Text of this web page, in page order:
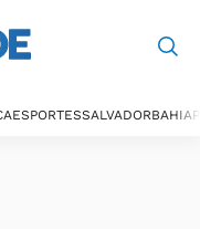
ESPORTESSALVADORBAHIA